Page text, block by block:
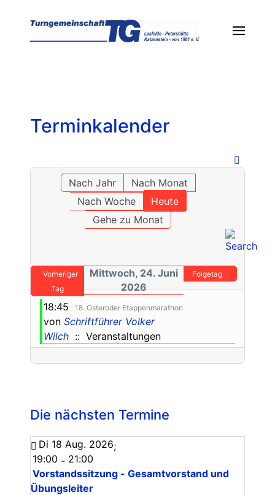
Terminkalender
Nach Jahr
Nach Monat
Nach Woche
Heute
Gehe zu Monat
Vorheriger
Tag
Mittwoch, 24. Juni
2026
Folgetag
18:45 18. Osteroder Etappenmarathon
von Schriftführer Volker
Wilch :: Veranstaltungen
Die nächsten Termine
Di 18 Aug. 2026;
19:00 - 21:00
Vorstandssitzung - Gesamtvorstand und
Übungsleiter